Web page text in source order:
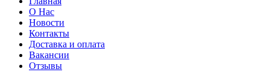
О Нас
Новости
Контакты
Доставка и оплата
Вакансии
Отзывы